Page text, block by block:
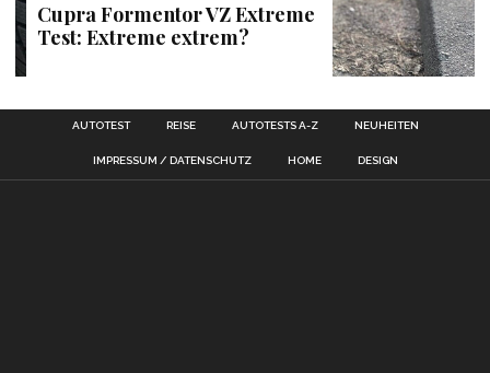
Cupra Formentor VZ Extreme
Test: Extreme extrem?
AUTOTEST REISE AUTOTESTS A-Z NEUHEITEN
IMPRESSUM / DATENSCHUTZ HOME DESIGN